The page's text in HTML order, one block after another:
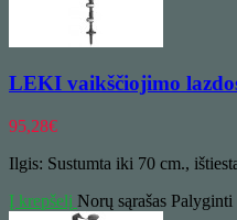
LEKI vaikščiojimo
95,28€
Ilgis: Sustumta iki 70 cm.,
Į krepšelį Norų sąrašas Palyginti